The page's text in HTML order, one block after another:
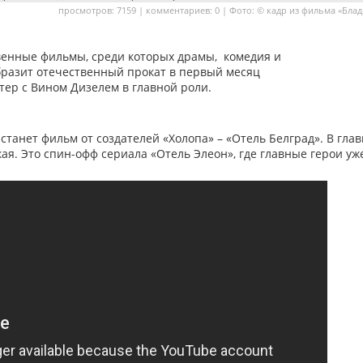
просмотров: 7159 | комментариев: 0 | Фото: © кадр из фильма
фильмы, среди которых драмы, комедия и
отечественный прокат в первый месяц
с Вином Дизелем в главной роли.
фильм от создателей «Холопа» – «Отель Белград». В
Это спин-офф сериала «Отель Элеон», где главные герои